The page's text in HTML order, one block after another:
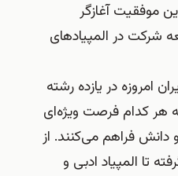
موفقیت آغازگر
شرکت در المپیادهای
امروزه در یازده رشته
هر کدام فرصت ویژه‌ای
دانش فراهم می‌کنند. از
تا المپیاد ادبی و